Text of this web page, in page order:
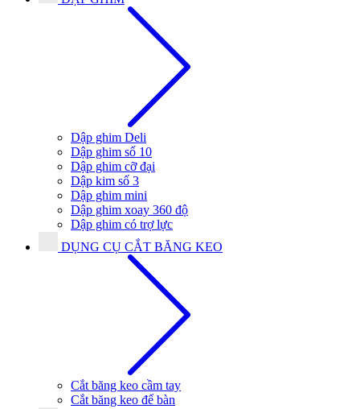
Dập ghim Deli
Dập ghim số 10
Dập ghim cỡ đại
Dập kim số 3
Dập ghim mini
Dập ghim xoay 360 độ
Dập ghim có trợ lực
DỤNG CỤ CẮT BĂNG KEO
Cắt băng keo cầm tay
Cắt băng keo để bàn